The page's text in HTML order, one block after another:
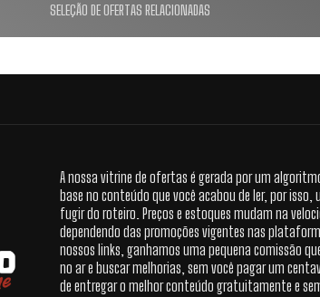
SELEÇÃO DE OFERTAS RELACIONADAS
A nossa vitrine de ofertas é gerada por um
base no conteúdo que você acabou de ler, por
fugir do roteiro. Preços e estoques mudam na
dependendo das promoções vigentes nas
nossos links, ganhamos uma pequena comissão
no ar e buscar melhorias, sem você pagar um
de entregar o melhor conteúdo gratuitamente e